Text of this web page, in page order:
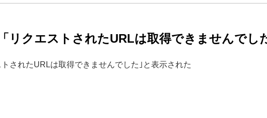
リクエストされたURLは取得できませんでし
されたURLは取得できませんでした｣と表示された